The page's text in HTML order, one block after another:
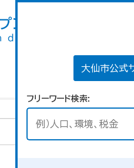
大仙市公式
フリーワード検索